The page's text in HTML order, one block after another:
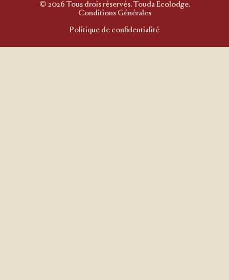
© 2026 Tous drois réservés. Touda Ecolodge.
Conditions Générales
Politique de confidentialité